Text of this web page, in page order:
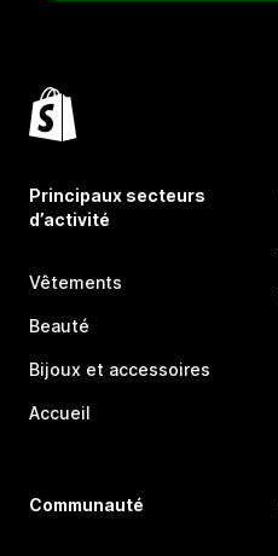
Principaux secteurs
d’activité
Vêtements
Beauté
Bijoux et accessoires
Accueil
Communauté